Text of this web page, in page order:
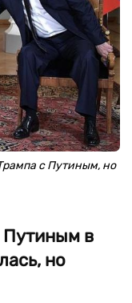
с Путиным, но
Путиным в
но